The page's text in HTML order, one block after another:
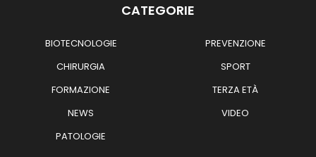
CATEGORIE
BIOTECNOLOGIE
CHIRURGIA
FORMAZIONE
NEWS
PATOLOGIE
PREVENZIONE
SPORT
TERZA ETÀ
VIDEO